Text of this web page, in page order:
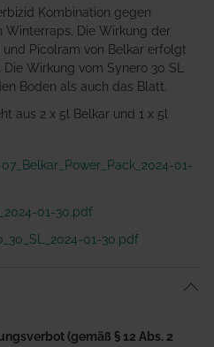
Kombination gegen
Winterraps. Die Wirkung der
Picolram von Belkar erfolgt
Wirkung vom Synero 30 SL
Boden als auch das Blatt.
aus 2 x 5l Belkar und 1 x 5l
01-
01-30.pdf
01-30.pdf
(gemäß § 12 Abs. 2